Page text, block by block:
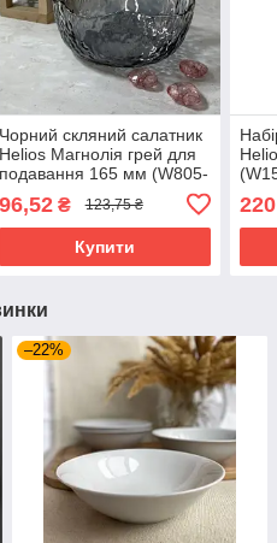
Чорний скляний салатник
Helios Магнолія грей для
подавання 165 мм (W805-
96,52₴ 123,75 ₴
Купити
–22%